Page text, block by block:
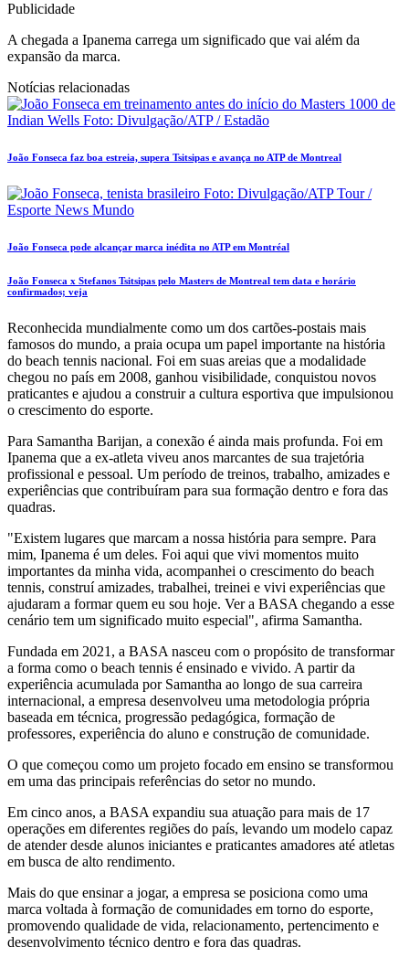
Publicidade
A chegada a Ipanema carrega um significado que vai além da
expansão da marca.
Notícias relacionadas
João Fonseca faz boa estreia, supera Tsitsipas e avança no ATP de Montreal
João Fonseca pode alcançar marca inédita no ATP em Montréal
João Fonseca x Stefanos Tsitsipas pelo Masters de Montreal tem data e horário
confirmados; veja
Reconhecida mundialmente como um dos cartões-postais mais
famosos do mundo, a praia ocupa um papel importante na história
do beach tennis nacional. Foi em suas areias que a modalidade
chegou no país em 2008, ganhou visibilidade, conquistou novos
praticantes e ajudou a construir a cultura esportiva que impulsionou
o crescimento do esporte.
Para Samantha Barijan, a conexão é ainda mais profunda. Foi em
Ipanema que a ex-atleta viveu anos marcantes de sua trajetória
profissional e pessoal. Um período de treinos, trabalho, amizades e
experiências que contribuíram para sua formação dentro e fora das
quadras.
"Existem lugares que marcam a nossa história para sempre. Para
mim, Ipanema é um deles. Foi aqui que vivi momentos muito
importantes da minha vida, acompanhei o crescimento do beach
tennis, construí amizades, trabalhei, treinei e vivi experiências que
ajudaram a formar quem eu sou hoje. Ver a BASA chegando a esse
cenário tem um significado muito especial", afirma Samantha.
Fundada em 2021, a BASA nasceu com o propósito de transformar
a forma como o beach tennis é ensinado e vivido. A partir da
experiência acumulada por Samantha ao longo de sua carreira
internacional, a empresa desenvolveu uma metodologia própria
baseada em técnica, progressão pedagógica, formação de
professores, experiência do aluno e construção de comunidade.
O que começou como um projeto focado em ensino se transformou
em uma das principais referências do setor no mundo.
Em cinco anos, a BASA expandiu sua atuação para mais de 17
operações em diferentes regiões do país, levando um modelo capaz
de atender desde alunos iniciantes e praticantes amadores até atletas
em busca de alto rendimento.
Mais do que ensinar a jogar, a empresa se posiciona como uma
marca voltada à formação de comunidades em torno do esporte,
promovendo qualidade de vida, relacionamento, pertencimento e
desenvolvimento técnico dentro e fora das quadras.